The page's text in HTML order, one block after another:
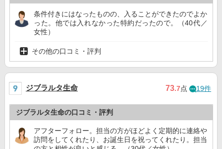
条件付きにはなったものの、入ることができたのでよか
った。他では入れなかった特約だったので。（40代／
女性）
その他の口コミ・評判
ジブラルタ生命 73.7点 19件
ジブラルタ生命の口コミ・評判
アフターフォロー。担当の方がほどよく定期的に連絡や
訪問をしてくれたり、お誕生日を祝ってくれたり。担当